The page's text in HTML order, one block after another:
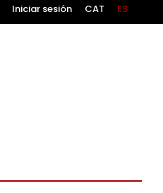
Iniciar sesión CAT ES